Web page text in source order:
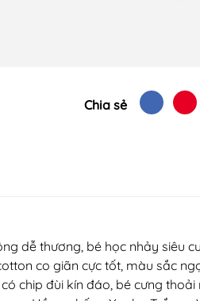
Chia sẻ
dễ thương, bé học nhảy siêu
co giãn cực tốt, màu sắc
chip đùi kín đáo, bé cưng